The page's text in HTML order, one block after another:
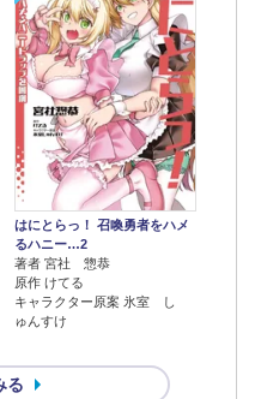
はにとらっ！ 召喚勇者をハメ
るハニー…2
著者 宮社 惣恭
原作 けてる
キャラクター原案 氷室 し
ゅんすけ
る